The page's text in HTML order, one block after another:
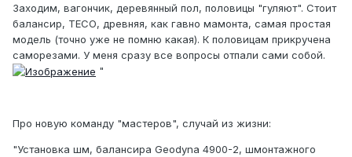
Заходим, вагончик, деревянный пол, половицы "гуляют". Стоит
балансир, ТЕСО, древняя, как гавно мамонта, самая простая
модель (точно уже не помню какая). К половицам прикручена
саморезами. У меня сразу все вопросы отпали сами собой.
"
Про новую команду "мастеров", случай из жизни:
"Установка шм, балансира Geodyna 4900-2, шмонтажного